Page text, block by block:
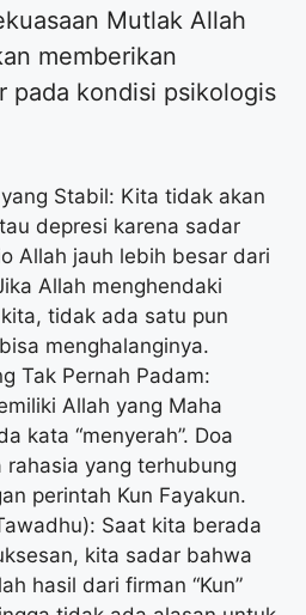
Mutlak Allah
memberikan
pada kondisi psikologis
Stabil: Kita tidak akan
depresi karena sadar
Allah jauh lebih besar dari
Allah menghendaki
tidak ada satu pun
menghalanginya.
Tak Pernah Padam:
Allah yang Maha
kata “menyerah”. Doa
rahasia yang terhubung
perintah Kun Fayakun.
Saat kita berada
kita sadar bahwa
hasil dari firman “Kun”